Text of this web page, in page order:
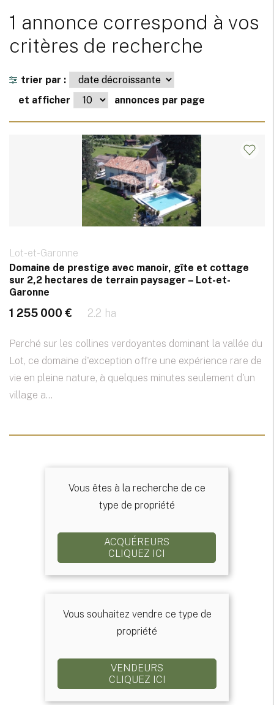
1 annonce correspond à vos
critères de recherche
trier par :
et afficher
annonces par page
Lot-et-Garonne
Domaine de prestige avec manoir, gîte et cottage
sur 2,2 hectares de terrain paysager – Lot-et-
Garonne
1 255 000 € 2.2 ha
Perché sur les collines verdoyantes dominant la vallée du
Lot, ce domaine d'exception offre une expérience rare de
vie en pleine nature, à quelques minutes seulement d'un
village a...
Vous êtes à la recherche de ce
type de propriété
ACQUÉREURS
CLIQUEZ ICI
Vous souhaitez vendre ce type de
propriété
VENDEURS
CLIQUEZ ICI